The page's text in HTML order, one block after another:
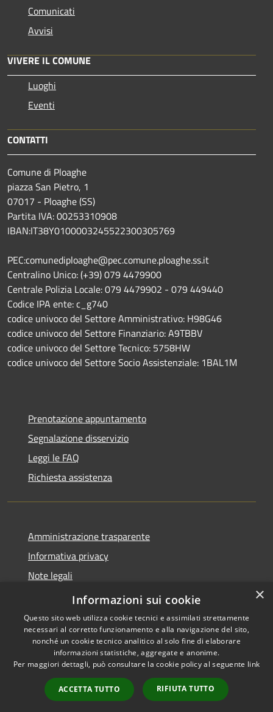
Comunicati
Avvisi
VIVERE IL COMUNE
Luoghi
Eventi
CONTATTI
Comune di Ploaghe
piazza San Pietro, 1
07017 - Ploaghe (SS)
Partita IVA: 00253310908
IBAN:IT38Y0100003245522300305769
PEC:comunediploaghe@pec.comune.ploaghe.ss.it
Centralino Unico: (+39) 079 4479900
Centrale Polizia Locale: 079 4479902 - 079 449440
Codice IPA ente: c_g740
codice univoco del Settore Amministrativo: H98G46
codice univoco del Settore Finanziario: A9TBBV
codice univoco del Settore Tecnico: 5758HW
codice univoco del Settore Socio Assistenziale: 1BAL1M
Prenotazione appuntamento
Segnalazione disservizio
Leggi le FAQ
Richiesta assistenza
Amministrazione trasparente
Informativa privacy
Note legali
Dichiarazione di accessibilità
Accessibilità
Copyright © 2026 • Comune di
Ploaghe • Powered by
Municipium•
Accesso
redazione
×
Informazioni sui cookie
Questo sito web utilizza cookie tecnici e assimilati strettamente
necessari al corretto funzionamento e alla navigazione del sito,
nonché un cookie tecnico analitico al solo fine di elaborare
informazioni statistiche, aggregate e anonime.
Per maggiori dettagli, può consultare la cookie policy al seguente link
ACCETTA TUTTO RIFIUTA TUTTO